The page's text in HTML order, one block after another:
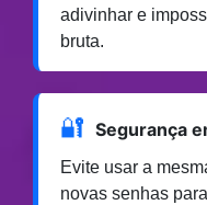
adivinhar e
bruta.
🔐 Segurança
Evite usar a
novas senhas